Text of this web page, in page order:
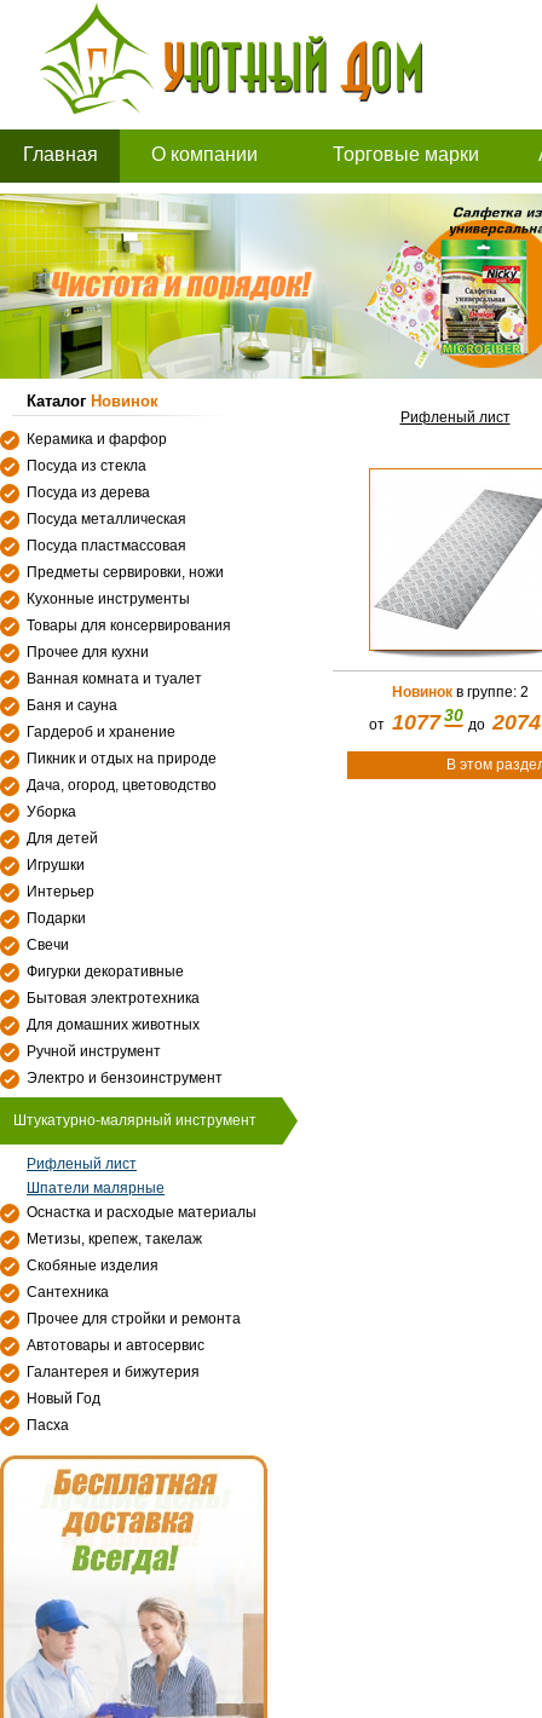
Главная О компании Торговые марки
Каталог Новинок
Керамика и фарфор
Посуда из стекла
Посуда из дерева
Посуда металлическая
Посуда пластмассовая
Предметы сервировки, ножи
Кухонные инструменты
Товары для консервирования
Прочее для кухни
Ванная комната и туалет
Баня и сауна
Гардероб и хранение
Пикник и отдых на природе
Дача, огород, цветоводство
Уборка
Для детей
Игрушки
Интерьер
Подарки
Свечи
Фигурки декоративные
Бытовая электротехника
Для домашних животных
Ручной инструмент
Электро и бензоинструмент
Штукатурно-малярный инструмент
Рифленый лист
Шпатели малярные
Оснастка и расходые материалы
Метизы, крепеж, такелаж
Скобяные изделия
Сантехника
Прочее для стройки и ремонта
Автотовары и автосервис
Галантерея и бижутерия
Новый Год
Пасха
Рифленый лист
Новинокв группе: 2
от 1077 30до2074
В этом